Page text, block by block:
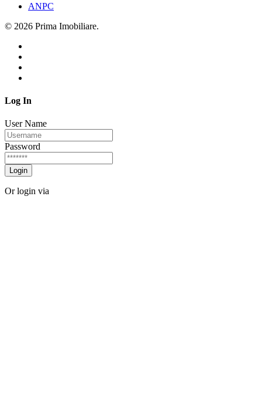
ANPC
© 2026 Prima Imobiliare.
Log In
User Name
Password
Login
Or login via